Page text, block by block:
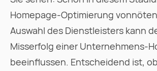
Homepage-Optimierung
Auswahl des Dienstleisters kann
Misserfolg einer Unternehmens-
beeinflussen. Entscheidend ist,